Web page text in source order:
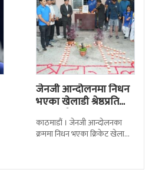
जेनजी आन्दोलनमा निधन
भएका खेलाडी श्रेष्ठप्रति
श्रद्धाञ्जली
काठमाडौं । जेनजी आन्दोलनका
क्रममा निधन भएका क्रिकेट खेलाडी
त्रिपुरेश्वरस्थीत राष्ट्रिय खेलकुद